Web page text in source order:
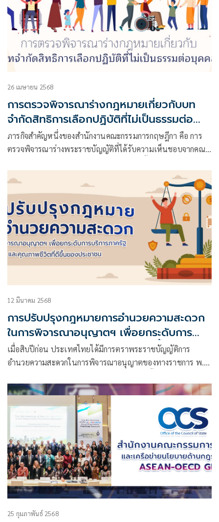
26 เมษายน 2568
การตรวจพิจารณาร่างกฎหมายเกี่ยวกับบท
จำกัดสิทธิการเลือกปฏิบัติที่ไม่เป็นธรรมต่อ
บุคคล
ภารกิจสำคัญหนึ่งของสำนักงานคณะกรรมการกฤษฎีกา คือ การ
ตรวจพิจารณาร่างพระราชบัญญัติที่ได้รับความเห็นชอบจากคณะ
การตรวจพิจารณาร่างกฎหมาย คือ การตรวจสอบความชอบด้วย
รัฐธรรมนูญ ซึ่งในที่นี้จะกล่าวถึงการตรากฎหมายที่ต้องไม่เลือก
ปฏิบัติโดยไม่เป็นธรรมต่อบุคคล ซึ่งมาตรา ๒๗ ของรัฐธรรมนูญ
12 มีนาคม 2568
การปรับปรุงกฎหมายการอำนวยความสะดวก
ในการพิจารณาอนุญาตฯ เพื่อยกระดับการ
บริการภาครัฐและคุณภาพชีวิตที่ดีขึ้นของ
ประชาชน
เมื่อสิบปีก่อน ประเทศไทยได้มีการตราพระราชบัญญัติการ
อำนวยความสะดวกในการพิจารณาอนุญาตของทางราชการ พ.ศ.
เวลาในการพิจารณา
25 กุมภาพันธ์ 2568